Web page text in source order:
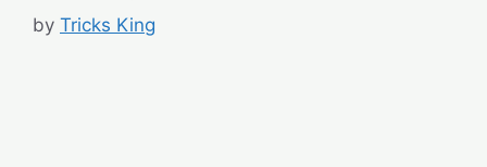
by Tricks King